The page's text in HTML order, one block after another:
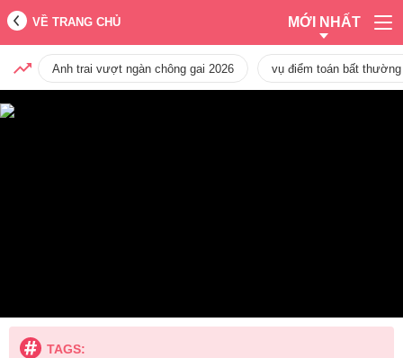
VỀ TRANG CHỦ MỚI NHẤT
Anh trai vượt ngàn chông gai 2026 vụ điểm toán bất
TAGS: